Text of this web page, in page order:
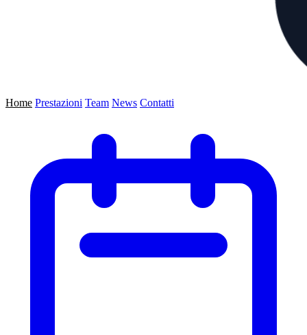
Home Prestazioni Team News Contatti